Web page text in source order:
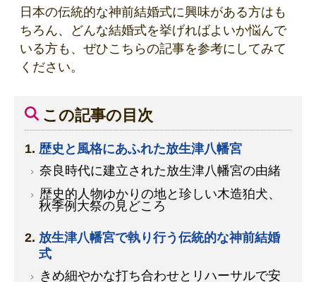
日本の伝統的な神前結婚式に興味がある方はも
ちろん、どんな結婚式を挙げればよいか悩んで
いる方も、ぜひこちらの記事を参考にしてみて
ください。
この記事の目次
歴史と風格にあふれた放生津八幡宮
奈良時代に建立された放生津八幡宮の由緒
歴史的人物ゆかりの地と珍しい木造狛犬、
秋季例大祭の見どころ
放生津八幡宮で執り行う伝統的な神前結婚
式
きめ細やかな打ち合わせとリハーサルで安